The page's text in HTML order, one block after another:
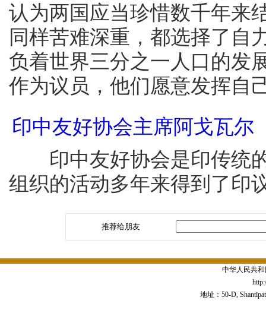
认为两国应当珍惜数千年来
同样苦难深重，都选择了自
负着世界三分之一人口的发
作为议员，他们愿意发挥自
印中友好协会主席阿戈瓦尔
印中友好协会是印传统的
组织的活动多年来得到了印
推荐给朋友
中华人民共
地址：50-D,